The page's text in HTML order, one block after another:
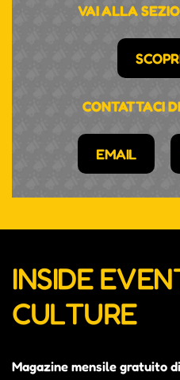
VAI ALLA
CONTATTACI
EMAIL
INSIDE
CULTURE
Magazine mensile gratuito